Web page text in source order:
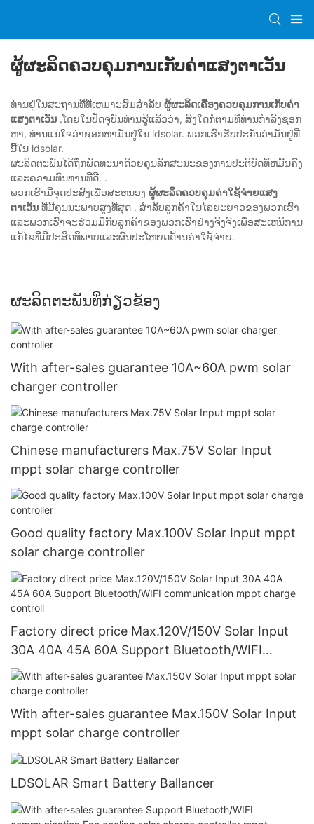
ຜູ້ຜະລິດຄວບຄຸມການເກັບຄ່າແສງຕາເວັນ
ທ່ານຢູ່ໃນສະຖານທີ່ທີ່ເຫມາະສົມສໍາລັບ ຜູ້ຜະລິດເຄື່ອງຄວບຄຸມການເກັບຄ່າ
ແສງຕາເວັນ .ໂດຍໃນປັດຈຸບັນທ່ານຮູ້ແລ້ວວ່າ, ສິ່ງໃດກໍ່ຕາມທີ່ທ່ານກໍາລັງຊອກ
ຫາ, ທ່ານແນ່ໃຈວ່າຊອກຫາມັນຢູ່ໃນ ldsolar. ພວກເຮົາຮັບປະກັນວ່າມັນຢູ່ທີ່
ນີ້ໃນ ldsolar.
ຜະລິດຕະພັນໄດ້ຖືກພັດທະນາດ້ວຍຄຸນລັກສະນະຂອງການປະຕິບັດທີ່ຫມັ້ນຄົງ
ແລະຄວາມທົນທານທີ່ດີ. .
ພວກເຮົາມີຈຸດປະສົງເພື່ອສະຫນອງ ຜູ້ຜະລິດຄວບຄຸມຄ່າໃຊ້ຈ່າຍແສງ
ຕາເວັນ ທີ່ມີຄຸນນະພາບສູງທີ່ສຸດ . ສໍາລັບລູກຄ້າໃນໄລຍະຍາວຂອງພວກເຮົາ
ແລະພວກເຮົາຈະຮ່ວມມືກັບລູກຄ້າຂອງພວກເຮົາຢ່າງຈິງຈັງເພື່ອສະເຫນີການ
ແກ້ໄຂທີ່ມີປະສິດທິພາບແລະຜົນປະໂຫຍດດ້ານຄ່າໃຊ້ຈ່າຍ.
ຜະ​ລິດ​ຕະ​ພັນ​ທີ່​ກ່ຽວ​ຂ້ອງ
With after-sales guarantee 10A~60A pwm solar
charger controller
Chinese manufacturers Max.75V Solar Input
mppt solar charge controller
Good quality factory Max.100V Solar Input mppt
solar charge controller
Factory direct price Max.120V/150V Solar Input
30A 40A 45A 60A Support Bluetooth/WIFI
communication mppt charge controll
With after-sales guarantee Max.150V Solar Input
mppt solar charge controller
LDSOLAR Smart Battery Ballancer